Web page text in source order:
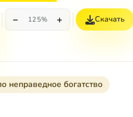
− 125% + Скачать
неправедное богатство